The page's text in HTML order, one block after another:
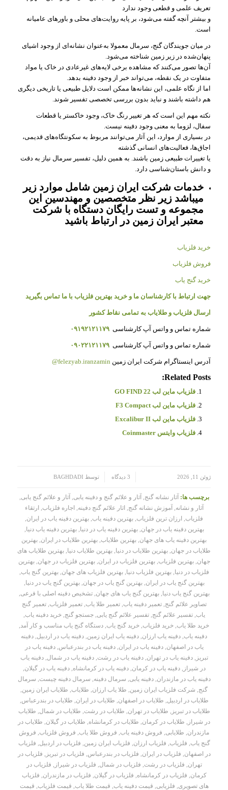
تعریف علمی و قطعی وجود ندارد
و بیشتر آنچه گفته می‌شود، بر پایه روایت‌های محلی و باورهای عامیانه
است.
در میان جویندگان گنج، سرمال معمولا به‌عنوان نشانه‌ای از وجود اشیای
پنهان‌شده در زیر زمین شناخته می‌شود.
آن‌ها تصور می‌کنند که مشاهده برخی لایه‌های غیرعادی در خاک یا مواد
متفاوت در یک نقطه، می‌تواند خبر از وجود دفینه بدهد.
اما از نگاه علمی، این نشانه‌ها ممکن است دلایل طبیعی یا تاریخی دیگری
هم داشته باشند و نباید بدون بررسی تخصصی تفسیر شوند.
نکته مهم این است که هر تغییر رنگ خاک، وجود خاکستر یا قطعات
سفال، لزوما به معنی وجود دفینه نیست.
در بسیاری از موارد، این آثار می‌توانند مربوط به سکونتگاه‌های قدیمی،
اجاق‌ها، فعالیت‌های انسانی گذشته
یا تغییرات طبیعی زمین باشند. به همین دلیل، تفسیر سرمال نیاز به دقت
و دانش باستان‌شناسی دارد.
خدمات شرکت ایران زمین شامل موارد زیر
میباشد زیر نظر متخصصین و مهندسین این
مجموعه و تست رایگان دستگاه با شرکت
معتبر ایران زمین در ارتباط باشید
خرید فلزیاب
فروش فلزیاب
خرید گنج یاب
جهت ارتباط با کارشناسان ما و خرید بهترین فلزیاب با ما تماس بگیرید
ارسال فلزیاب و طلایاب به تمامی نقاط کشور
شماره تماس و واتس آپ کارشناسی ۰۹۱۹۲۱۲۱۱۷۹
شماره تماس و واتس آپ کارشناسی ۰۹۰۲۲۱۲۱۱۷۹
آدرس اینستاگرام شرکت ایران زمین felezyab.iranzamin@
Related Posts:
فلزیاب ماین لب GO FIND 22
فلزیاب ماین لب F3 Compact
فلزیاب ماین لب Excalibur II
فلزیاب وایتس Coinmaster
ژوئن 11, 2026 3 دیدگاه توسط BAGHDADI
برچسب ها: آثار نشانه گنج, آثار و علائم گنج و دفینه یابی, آثار و علائم گنج یابی,
آثار و نشانه, آموزش نشانه گنج, اثار علائم گنج دفینه, اجاره فلزیاب,
ارتقاء
فلزیاب, ارزان ترین فلزیاب, بهترین دفینه یاب, بهترین دفینه یاب در ایران,
بهترین دفینه یاب در جهان,بهترین دفینه یاب در دنیا,بهترین دفینه یاب دنیا,
بهترین دفینه یاب های جهان, بهترین طلایاب, بهترین طلایاب در ایران, بهترین
طلایاب در جهان, بهترین طلایاب در دنیا, بهترین طلایاب دنیا, بهترین طلایاب های
جهان,بهترین فلزیاب,بهترین فلزیاب در ایران,بهترین فلزیاب در جهان,بهترین
فلزیاب در دنیا,بهترین فلزیاب دنیا,بهترین فلزیاب های جهان,بهترین گنج یاب,
بهترین گنج یاب در ایران,بهترین گنج یاب در جهان,بهترین گنج یاب در دنیا,
بهترین گنج یاب دنیا,بهترین گنج یاب های جهان,تشخیص دفینه اصلی با فرعی,
تصاویر علائم گنج,تعمیر دفینه یاب,تعمیر طلا یاب,تعمیر فلزیاب,تعمیر گنج
یاب,تفسیر علائم گنج,تفسیر علائم گنج یابی,جستجو گنج,خرید دفینه یاب,
خرید طلا یاب, خرید فلزیاب, خرید گنج یاب, دستگاه گنج یاب مناسب و کار آمد,
دفینه یاب, دفینه یاب ارزان, دفینه یاب ایران زمین, دفینه یاب در اردبیل, دفینه
یاب در اصفهان,دفینه یاب در ایران,دفینه یاب در بندرعباس,دفینه یاب در
تبریز ,دفینه یاب در تهران,دفینه یاب در رشت,دفینه یاب در شمال,دفینه یاب
در شیراز ,دفینه یاب در کرمان,دفینه یاب در کرمانشاه,دفینه یاب در گیلان,
دفینه یاب در مازندران,دفینه یابی, سرمال دفینه, سرمال دفینه چیست, سرمال
گنج, شرکت فلزیاب ایران زمین, طلا یاب ارزان, طلایاب, طلایاب ایران زمین,
طلایاب در اردبیل, طلایاب در اصفهان, طلایاب در ایران, طلایاب در بندرعباس,
طلایاب در تبریز , طلایاب در تهران, طلایاب در رشت, طلایاب در شمال, طلایاب
در شیراز , طلایاب در کرمان, طلایاب در کرمانشاه, طلایاب در گیلان, طلایاب در
مازندران, طلایابی, فروش دفینه یاب, فروش طلا یاب, فروش فلزیاب, فروش
گنج یاب, فلزیاب, فلزیاب ارزان, فلزیاب ایران زمین, فلزیاب در اردبیل, فلزیاب
در اصفهان, فلزیاب در ایران, فلزیاب در بندرعباس, فلزیاب در تبریز , فلزیاب در
تهران, فلزیاب در رشت, فلزیاب در شمال, فلزیاب در شیراز , فلزیاب در
کرمان, فلزیاب در کرمانشاه, فلزیاب در گیلان, فلزیاب در مازندران, فلزیاب
های تصویری, فلزیابی, قیمت دفینه یاب, قیمت طلا یاب, قیمت فلزیاب, قیمت